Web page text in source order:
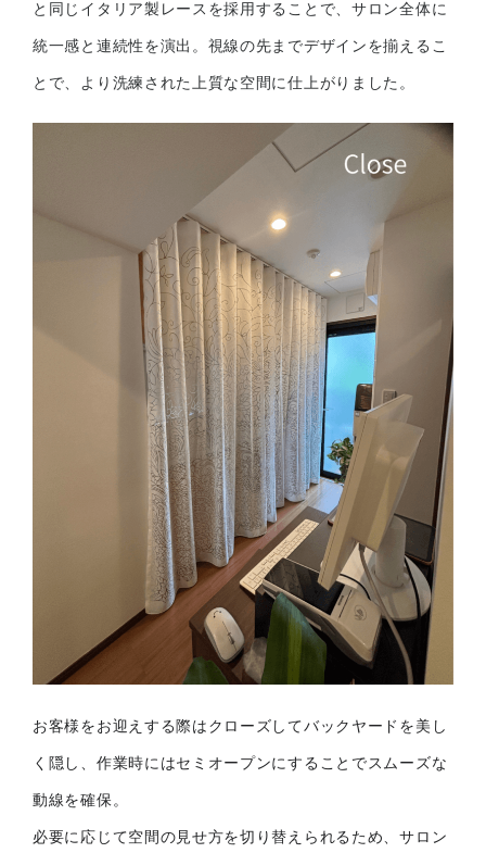
と同じイタリア製レースを採用することで、サロン全体に
統一感と連続性を演出。視線の先までデザインを揃えるこ
とで、より洗練された上質な空間に仕上がりました。
お客様をお迎えする際はクローズしてバックヤードを美し
く隠し、作業時にはセミオープンにすることでスムーズな
動線を確保。
必要に応じて空間の見せ方を切り替えられるため、サロン